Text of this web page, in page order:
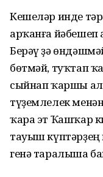
Кешеләр инде
арҡанға
Берәү ҙә
бөтмәй, туҡтап
сыйнап ҡаршы
түҙемлелек
ҡара эт Ҡашҡар
тауыш
генә таралыша